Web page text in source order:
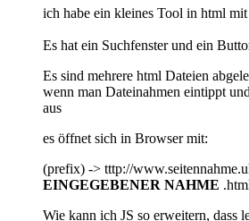
ich habe ein kleines Tool in html
Es hat ein Suchfenster und ein
Es sind mehrere html Dateien
wenn man Dateinahmen eintippt
aus
es öffnet sich in Browser mit:
(prefix) -> tttp://
EINGEGEBENER NAHME
Wie kann ich JS so erweitern, dass